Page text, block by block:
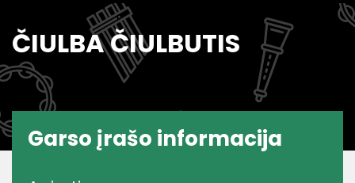
ČIULBA ČIULBUTIS
Garso įrašo informacija